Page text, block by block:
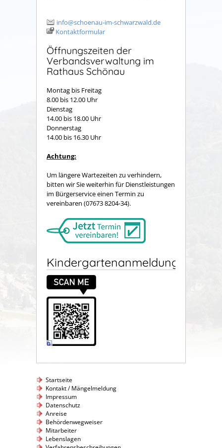
info@schoenau-im-schwarzwald.de
Kontaktformular
Öffnungszeiten der
Verbandsverwaltung im
Rathaus Schönau
Montag bis Freitag
8.00 bis 12.00 Uhr
Dienstag
14.00 bis 18.00 Uhr
Donnerstag
14.00 bis 16.30 Uhr
Achtung:
Um längere Wartezeiten zu verhindern,
bitten wir Sie weiterhin für Dienstleistungen
im Bürgerservice einen Termin zu
vereinbaren (07673 8204-34).
Kindergartenanmeldung
Startseite
Kontakt / Mängelmeldung
Impressum
Datenschutz
Anreise
Behördenwegweiser
Mitarbeiter
Lebenslagen